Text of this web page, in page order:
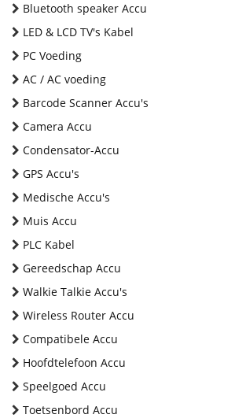
Bluetooth speaker Accu
LED & LCD TV's Kabel
PC Voeding
AC / AC voeding
Barcode Scanner Accu's
Camera Accu
Condensator-Accu
GPS Accu's
Medische Accu's
Muis Accu
PLC Kabel
Gereedschap Accu
Walkie Talkie Accu's
Wireless Router Accu
Compatibele Accu
Hoofdtelefoon Accu
Speelgoed Accu
Toetsenbord Accu